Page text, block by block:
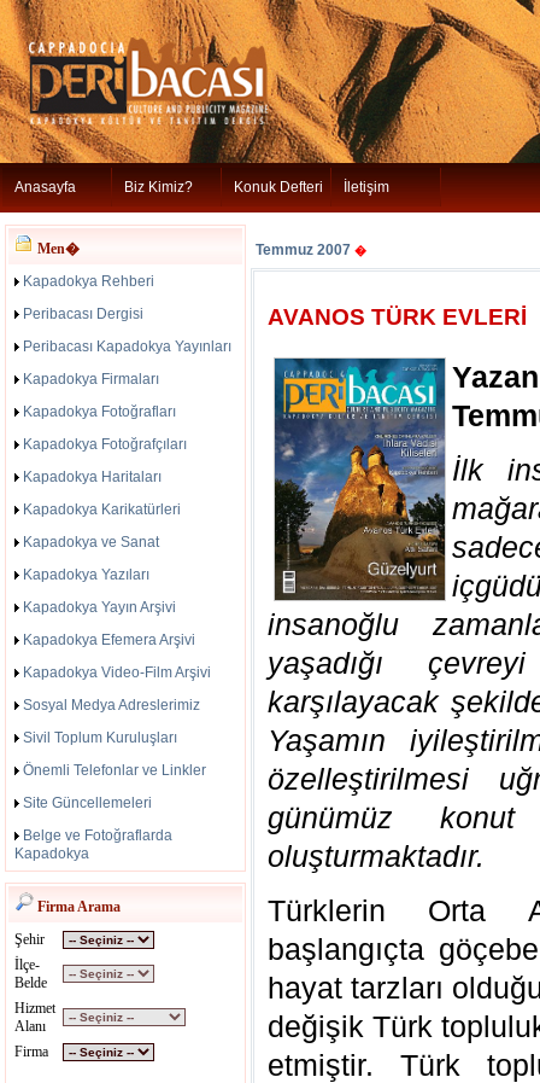
Anasayfa Biz Kimiz? Konuk Defteri İletişim
Men�
Kapadokya Rehberi
Peribacası Dergisi
Peribacası Kapadokya Yayınları
Kapadokya Firmaları
Kapadokya Fotoğrafları
Kapadokya Fotoğrafçıları
Kapadokya Haritaları
Kapadokya Karikatürleri
Kapadokya ve Sanat
Kapadokya Yazıları
Kapadokya Yayın Arşivi
Kapadokya Efemera Arşivi
Kapadokya Video-Film Arşivi
Sosyal Medya Adreslerimiz
Sivil Toplum Kuruluşları
Önemli Telefonlar ve Linkler
Site Güncellemeleri
Belge ve Fotoğraflarda
Kapadokya
Firma Arama
Şehir
İlçe-
Belde
Hizmet
Alanı
Firma
Temmuz 2007 �
AVANOS TÜRK EVLERİ
İlk
insanoğlu
yaşadığı
karşılayacak
Yaşamın
özelleştirilmesi
günümüz
oluşturmaktadır.
Türklerin Orta
başlangıçta
hayat tarzları
değişik Türk
etmiştir. Türk